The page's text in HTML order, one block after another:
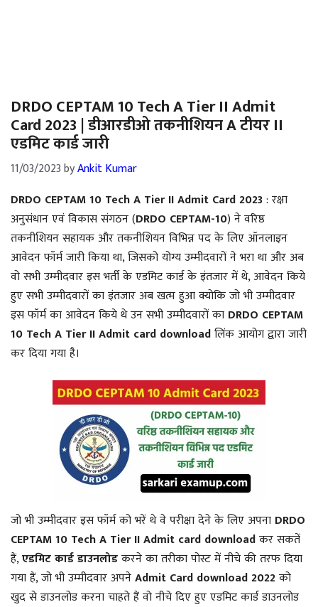
DRDO CEPTAM 10 Tech A Tier II Admit
Card 2023 | डीआरडीओ तकनीशियन A टीयर II
एडमिट कार्ड जारी
11/03/2023byAnkit Kumar
DRDO CEPTAM 10 Tech A Tier II Admit Card 2023: रक्षा
अनुसंधान एवं विकास संगठन (DRDO CEPTAM-10) ने वरिष्ठ
तकनीशियन सहायक और तकनीशियन विभिन्न पद के लिए ऑनलाइन
आवेदन फॉर्म जारी किया था, जिसको योग्य उम्मीदवारों ने भरा था और अब
वो सभी उम्मीदवार इस भर्ती के एडमिट कार्ड के इंतजार में थे, आवेदन किये
हुए सभी उम्मीदवारों का इंतजार अब खत्म हुआ क्योकि जो भी उम्मीदवार
इस फॉर्म का आवेदन किये थे उन सभी उम्मीदवारों का DRDO CEPTAM
10 Tech A Tier IIAdmit card downloadलिंक आयोग द्वारा जारी
कर दिया गया है।
जो भी उम्मीदवार इस फॉर्म को भरें थे वे परीक्षा देने के लिए अपना DRDO
CEPTAM 10 Tech A Tier IIAdmit card downloadकर सकतें
हैं,एडमिट कार्ड डाउनलोडकरने का तरीका पोस्ट में नीचे की तरफ दिया
गया हैं, जो भी उम्मीदवार अपनेAdmit Card download 2022को
खुद से डाउनलोड करना चाहते हैं वो नीचे दिए हुए एडमिट कार्ड डाउनलोड